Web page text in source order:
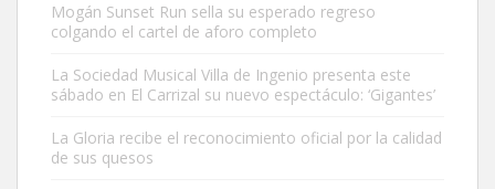
Este gato macho ha aparecido en la calle hace menos de un mes,
Mogán Sunset Run sella su esperado regreso
colgando el cartel de aforo completo
La Sociedad Musical Villa de Ingenio presenta este
sábado en El Carrizal su nuevo espectáculo: ‘Gigantes’
La Gloria recibe el reconocimiento oficial por la calidad
de sus quesos